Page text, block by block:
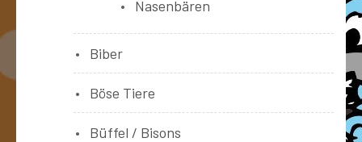
Nasenbären
Biber
Böse Tiere
Büffel / Bisons